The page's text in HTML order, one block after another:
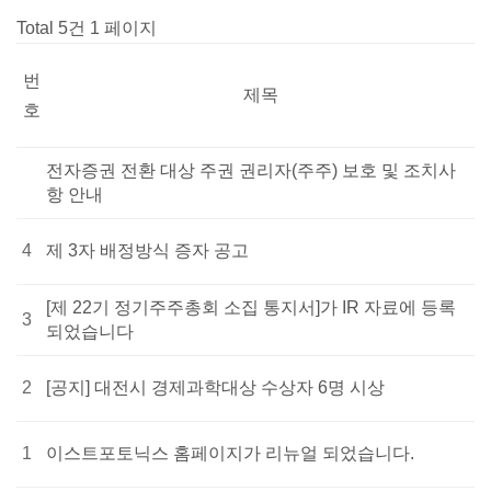
Total 5건 1 페이지
번
호
제목
전자증권 전환 대상 주권 권리자(주주) 보호 및 조치사
항 안내
4 제 3자 배정방식 증자 공고
3
[제 22기 정기주주총회 소집 통지서]가 IR 자료에 등록
되었습니다
2 [공지] 대전시 경제과학대상 수상자 6명 시상
1 이스트포토닉스 홈페이지가 리뉴얼 되었습니다.